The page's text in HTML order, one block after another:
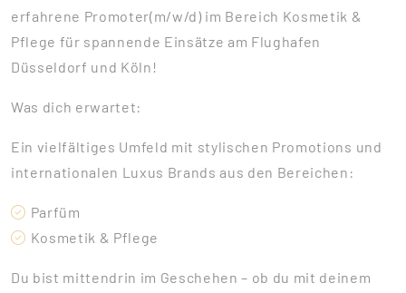
erfahrene Promoter(m/w/d) im Bereich Kosmetik &
Pflege für spannende Einsätze am Flughafen
Düsseldorf und Köln!
Was dich erwartet:
Ein vielfältiges Umfeld mit stylischen Promotions und
internationalen Luxus Brands aus den Bereichen:
Parfüm
Kosmetik & Pflege
Du bist mittendrin im Geschehen – ob du mit deinem